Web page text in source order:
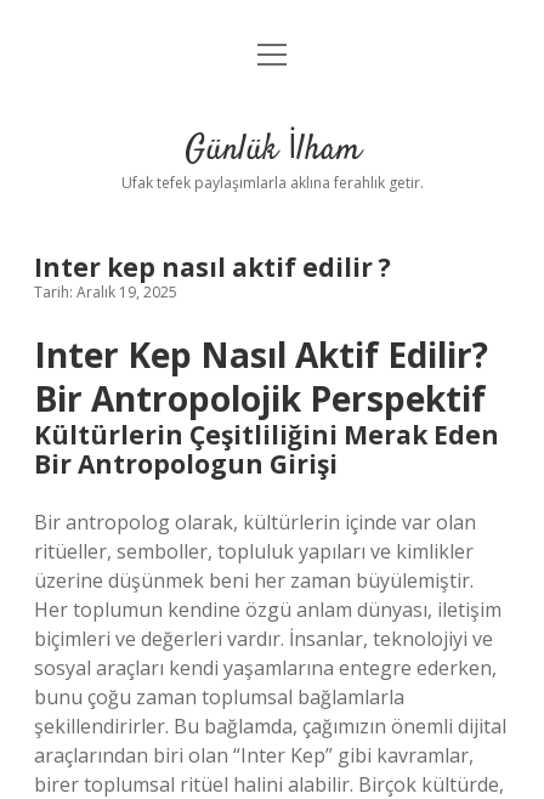
Anasayfa
Yasal Uyarı
menüyü
Günlük İlham
Ufak tefek paylaşımlarla aklına ferahlık getir.
Inter kep nasıl aktif edilir ?
Tarih: Aralık 19, 2025
Inter Kep Nasıl Aktif Edilir?
Bir Antropolojik Perspektif
Kültürlerin Çeşitliliğini Merak Eden
Bir Antropologun Girişi
Bir antropolog olarak, kültürlerin içinde var olan
ritüeller, semboller, topluluk yapıları ve kimlikler
üzerine düşünmek beni her zaman büyülemiştir.
Her toplumun kendine özgü anlam dünyası, iletişim
biçimleri ve değerleri vardır. İnsanlar, teknolojiyi ve
sosyal araçları kendi yaşamlarına entegre ederken,
bunu çoğu zaman toplumsal bağlamlarla
şekillendirirler. Bu bağlamda, çağımızın önemli dijital
araçlarından biri olan “Inter Kep” gibi kavramlar,
birer toplumsal ritüel halini alabilir. Birçok kültürde,